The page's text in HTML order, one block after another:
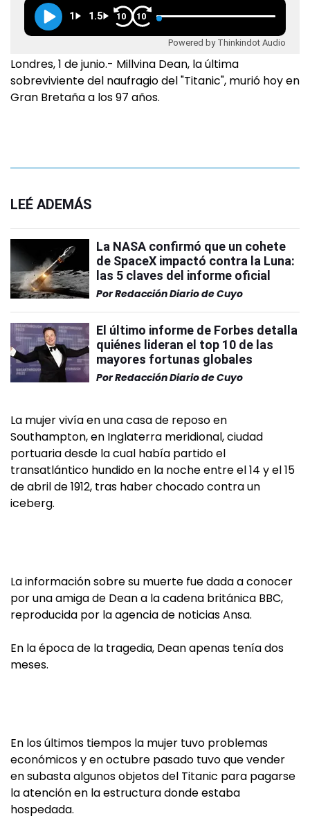
1 1.5 10 10
Powered by Thinkindot Audio
Londres, 1 de junio.- Millvina Dean, la última
sobreviviente del naufragio del "Titanic", murió hoy en
Gran Bretaña a los 97 años.
LEÉ ADEMÁS
La NASA confirmó que un cohete
de SpaceX impactó contra la Luna:
las 5 claves del informe oficial
PorRedacción Diario de Cuyo
El último informe de Forbes detalla
quiénes lideran el top 10 de las
mayores fortunas globales
PorRedacción Diario de Cuyo
La mujer vivía en una casa de reposo en
Southampton, en Inglaterra meridional, ciudad
portuaria desde la cual había partido el
transatlántico hundido en la noche entre el 14 y el 15
de abril de 1912, tras haber chocado contra un
iceberg.
La información sobre su muerte fue dada a conocer
por una amiga de Dean a la cadena británica BBC,
reproducida por la agencia de noticias Ansa.
En la época de la tragedia, Dean apenas tenía dos
meses.
En los últimos tiempos la mujer tuvo problemas
económicos y en octubre pasado tuvo que vender
en subasta algunos objetos del Titanic para pagarse
la atención en la estructura donde estaba
hospedada.